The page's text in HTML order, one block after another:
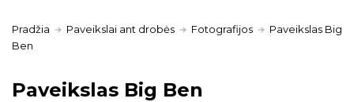
Pradžia Paveikslai ant drobės Fotografijos
Paveikslas Big
Ben
Paveikslas Big Ben